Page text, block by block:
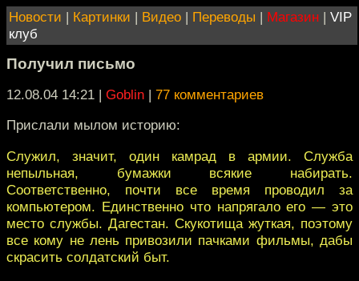
Новости | Картинки | Видео | Переводы | Магазин | VIP
клуб
Получил письмо
12.08.04 14:21 | Goblin | 77 комментариев
Прислали мылом историю:
Служил, значит, один камрад в армии. Служба
непыльная, бумажки всякие набирать.
Соответственно, почти все время проводил за
компьютером. Единственно что напрягало его — это
место службы. Дагестан. Скукотища жуткая, поэтому
все кому не лень привозили пачками фильмы, дабы
скрасить солдатский быт.